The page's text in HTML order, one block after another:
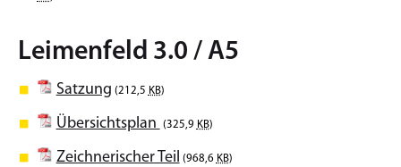
Leimenfeld 3.0 / A5
Satzung (212,5 KB)
Übersichtsplan (325,9 KB)
Zeichnerischer Teil (968,6 KB)